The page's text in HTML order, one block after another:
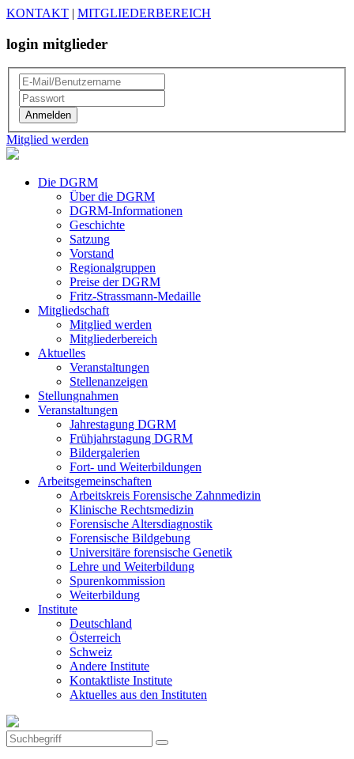
KONTAKT | MITGLIEDERBEREICH
login mitglieder
Mitglied werden
Die DGRM
Über die DGRM
DGRM-Informationen
Geschichte
Satzung
Vorstand
Regionalgruppen
Preise der DGRM
Fritz-Strassmann-Medaille
Mitgliedschaft
Mitglied werden
Mitgliederbereich
Aktuelles
Veranstaltungen
Stellenanzeigen
Stellungnahmen
Veranstaltungen
Jahrestagung DGRM
Frühjahrstagung DGRM
Bildergalerien
Fort- und Weiterbildungen
Arbeitsgemeinschaften
Arbeitskreis Forensische Zahnmedizin
Klinische Rechtsmedizin
Forensische Altersdiagnostik
Forensische Bildgebung
Universitäre forensische Genetik
Lehre und Weiterbildung
Spurenkommission
Weiterbildung
Institute
Deutschland
Österreich
Schweiz
Andere Institute
Kontaktliste Institute
Aktuelles aus den Instituten